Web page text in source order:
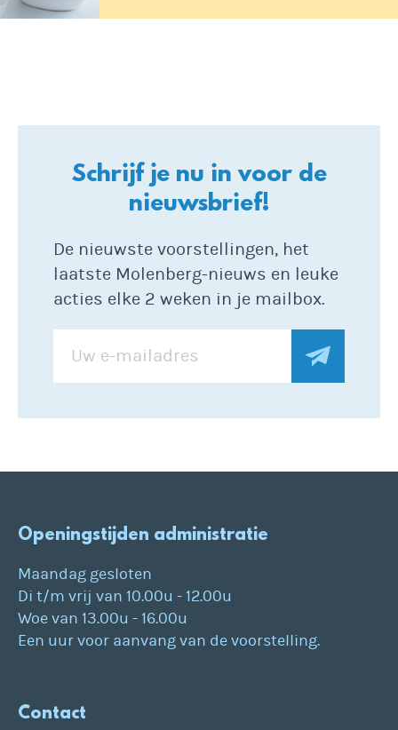
Schrijf je nu in voor de
nieuwsbrief!
De nieuwste voorstellingen, het
laatste Molenberg-nieuws en leuke
acties elke 2 weken in je mailbox.
Openingstijden administratie
Maandag gesloten
Di t/m vrij van 10.00u - 12.00u
Woe van 13.00u - 16.00u
Een uur voor aanvang van de voorstelling.
Contact